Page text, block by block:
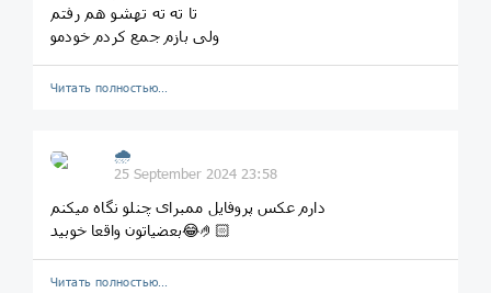
تا ته ته تهشو هم رفتم
ولی بازم جمع کردم خودمو
Читать полностью…
🌧
25 September 2024 23:58
دارم عکس پروفایل ممبرای چنلو نگاه میکنم
بعضیاتون واقعا خوبید😂🤌🏻
Читать полностью…